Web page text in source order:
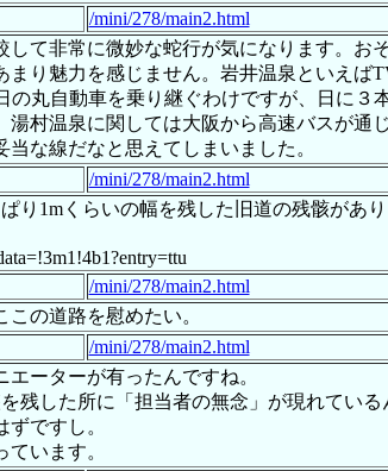
/mini/278/main2.html
て非常に微妙な蛇行が気になります。お
り魅力を感じません。岩井温泉といえ
丸自動車を乗り継ぐわけですが、日に
村温泉に関しては大阪から高速バスが
な線だなと思えてしまいました。
/mini/278/main2.html
り1mくらいの幅を残した旧道の残骸があ
/mini/278/main2.html
の道路を慰めたい。
/mini/278/main2.html
ーターが有ったんですね。
残した所に「担当者の無念」が現れている
ですし。
います。